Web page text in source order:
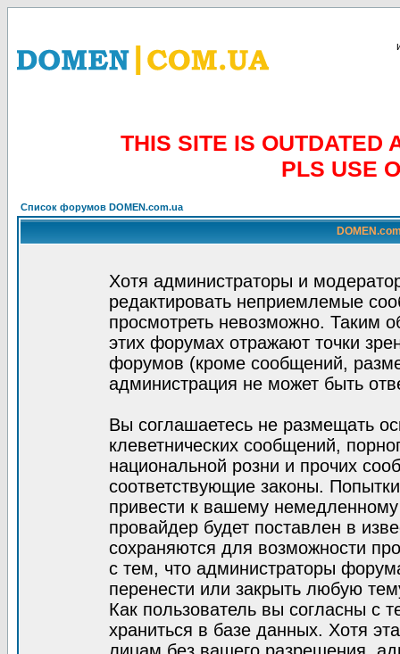
THIS SITE IS OUTDATED
PLS USE
Список форумов DOMEN.com.ua
Хотя администраторы и
редактировать неприемлемые
просмотреть невозможно. Таким
этих форумах отражают точки
форумов (кроме сообщений,
администрация не может быть
Вы соглашаетесь не размещать
клеветнических сообщений,
национальной розни и прочих
соответствующие законы.
привести к вашему
провайдер будет поставлен в
сохраняются для возможности
с тем, что администраторы
перенести или закрыть любую
Как пользователь вы согласны с
храниться в базе данных. Хотя